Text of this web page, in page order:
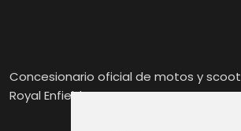
Concesionario oficial de motos y
Royal Enfield, Voge y Zontes.